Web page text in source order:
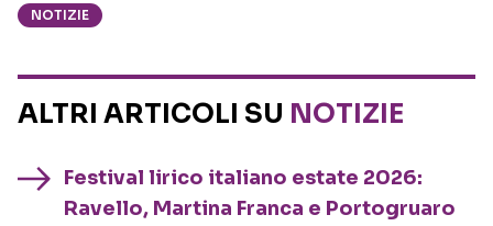
NOTIZIE
ALTRI ARTICOLI SU NOTIZIE
Festival lirico italiano estate 2026:
Ravello, Martina Franca e Portogruaro